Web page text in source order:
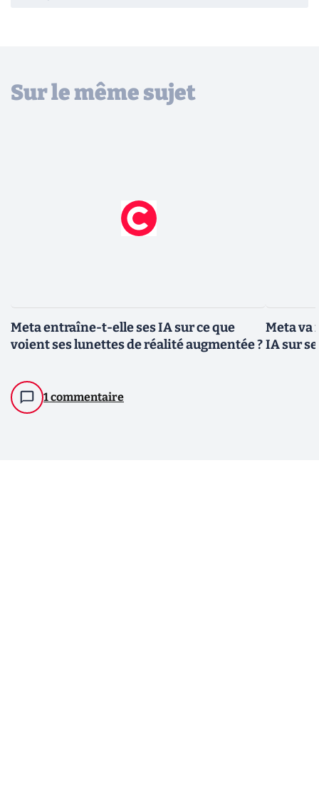
Sur le même sujet
Meta entraîne-t-elle ses IA sur ce que
voient ses lunettes de réalité augmentée ?
1 commentaire
Meta va
IA sur